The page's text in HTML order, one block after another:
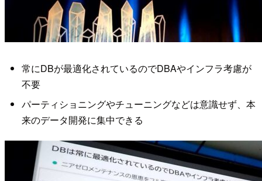
常にDBが最適化されているのでDBAやインフラ考慮が
不要
パーティショニングやチューニングなどは意識せず、本
来のデータ開発に集中できる